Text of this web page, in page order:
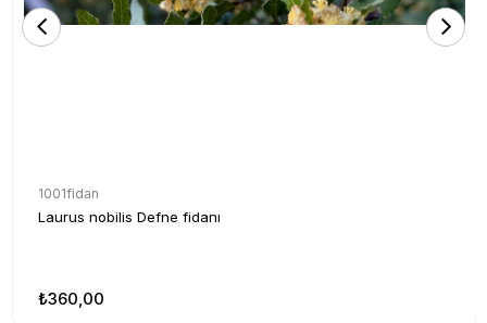
1001fidan
Laurus nobilis Defne fidanı
₺360,00